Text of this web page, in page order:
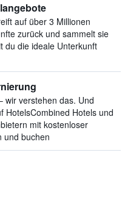
auf über 3 Millionen
zurück und sammelt sie
du die ideale Unterkunft
wir verstehen das. Und
HotelsCombined Hotels und
mit kostenloser
und buchen